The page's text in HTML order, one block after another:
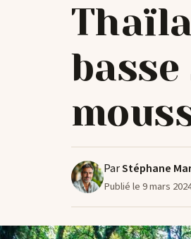
ParStéphane
Publié le 9 mars